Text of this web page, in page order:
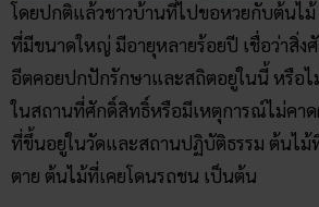
โดยปกติแล้วชาวบ้านที่ไปขอหวยกับต้นไ
ที่มีขนาดใหญ่ มีอายุหลายร้อยปี เชื่อว่าสิ่
อีตคอยปกปักรักษาและสถิตอยู่ในนี้ หรือ
ในสถานที่ศักดิ์สิทธิ์หรือมีเหตุการณ์ไม่คา
ที่ขึ้นอยู่ในวัดและสถานปฏิบัติธรรม ต้นไม้
ตาย ต้นไม้ที่เคยโดนรถชน เป็นต้น